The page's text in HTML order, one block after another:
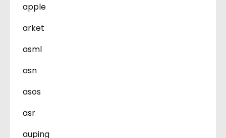
apple
arket
asml
asn
asos
asr
auping